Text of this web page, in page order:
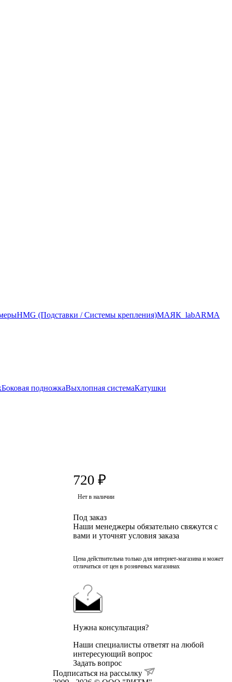
HMG (Подставки / Системы крепления)МАЯК_labARMA
Боковая подножкаВыхлопная системаКатушки
720 ₽
Нет в наличии
Под заказ
Наши менеджеры обязательно свяжутся с
вами и уточнят условия заказа
Цена действительна только для интернет-магазина и может
отличаться от цен в розничных магазинах
Нужна консультация?
Наши специалисты ответят на любой
интересующий вопрос
Задать вопрос
Подписаться на рассылку